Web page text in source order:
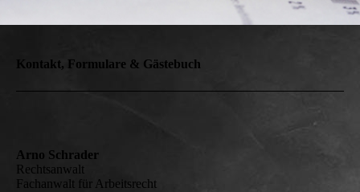
Kontakt, Formulare & Gästebuch
Arno Schrader
Rechtsanwalt
Fachanwalt für Arbeitsrecht